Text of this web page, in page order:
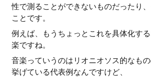
性で測ることができないものだったり
ことです。
例えば、もうちょっとこれを具体化す
楽ですね。
音楽っていうのはリオニオソス的なも
挙げている代表例なんですけど、